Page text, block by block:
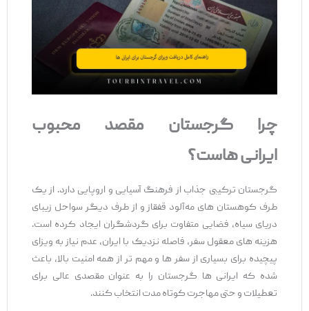
چرا گرجستان مقصد محبوب
ایرانی‌هاست؟
گرجستان ترکیبی جذاب از فرهنگ آسیایی و اروپایی دارد. از یک
طرف کوهستان ‌های مه‌آلود قفقاز و از طرف دیگر سواحل زیبای
دریای سیاه، فضایی متفاوت برای گردشگران ایجاد کرده است.
هزینه‌ های معقول سفر، فاصله نزدیک با ایران، عدم نیاز به ویزای
پیچیده برای بسیاری از سفر ها و مهم ‌تر از همه امنیت بالا، باعث
شده که ایرانی ‌ها گرجستان را به عنوان مقصدی عالی برای
تعطیلات و حتی مهاجرت کوتاه‌ مدت انتخاب کنند.